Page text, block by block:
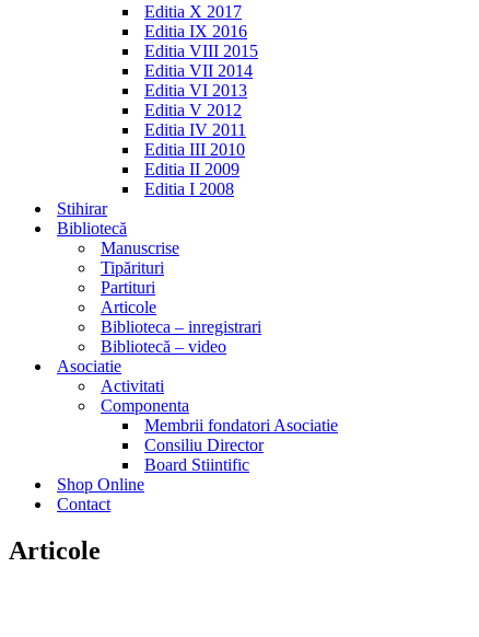
Editia X 2017
Editia IX 2016
Editia VIII 2015
Editia VII 2014
Editia VI 2013
Editia V 2012
Editia IV 2011
Editia III 2010
Editia II 2009
Editia I 2008
Stihirar
Bibliotecă
Manuscrise
Tipărituri
Partituri
Articole
Biblioteca – inregistrari
Bibliotecă – video
Asociatie
Activitati
Componenta
Membrii fondatori Asociatie
Consiliu Director
Board Stiintific
Shop Online
Contact
Articole